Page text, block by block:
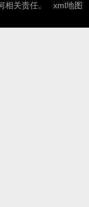
相关责任。
xml地图